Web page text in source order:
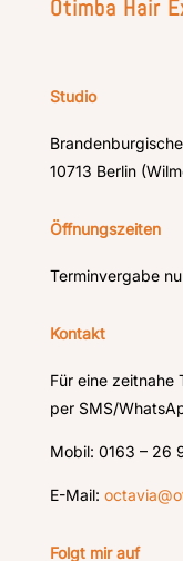
Otimba Hair
Studio
10713 Berlin
Öffnungszeiten
Terminvergabe
Kontakt
Für eine zeitnahe
per SMS/
Mobil: 0163 – 26
E-Mail:
Folgt mir auf